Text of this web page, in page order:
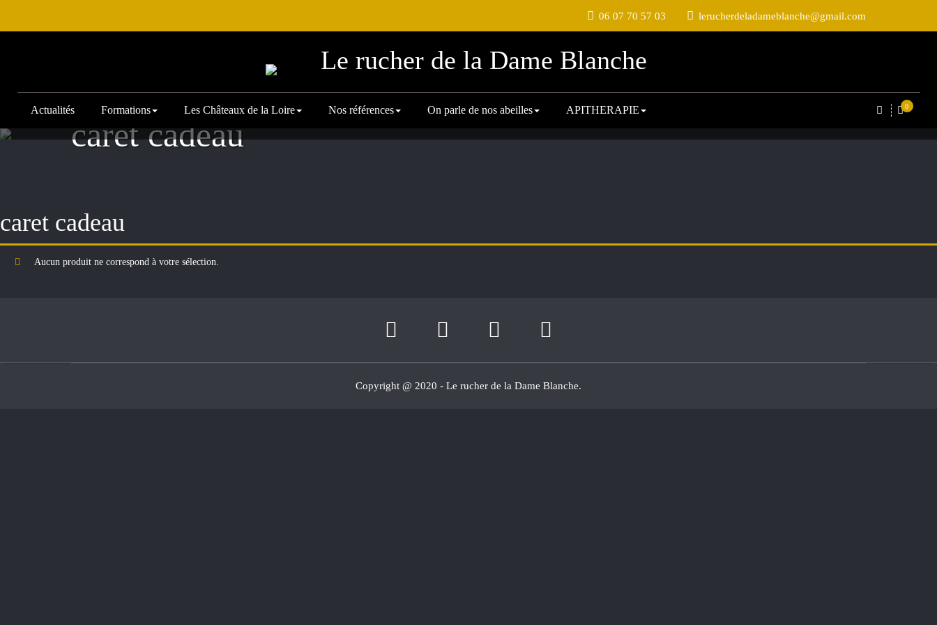
06 07 70 57 03 lerucherdeladameblanche@gmail.com
Le rucher de la Dame Blanche
Actualités Formations Les Châteaux de la Loire Nos références On parle de nos abeilles APITHERAPIE 0
caret cadeau
caret cadeau
Aucun produit ne correspond à votre sélection.
Copyright @ 2020 - Le rucher de la Dame Blanche.